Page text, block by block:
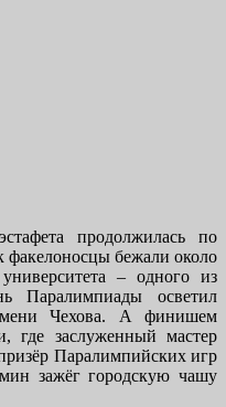
продолжилась по
факелоносцы бежали около
– одного из
Паралимпиады осветил
Чехова. А финишем
где заслуженный мастер
Паралимпийских игр
зажёг городскую чашу